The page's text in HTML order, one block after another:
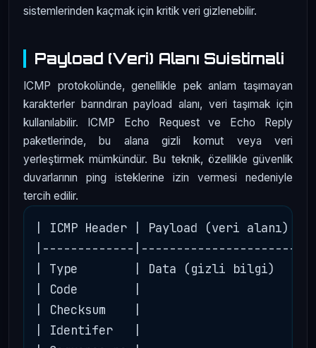
sistemlerinden kaçmak için kritik veri gizlenebilir.
Payload (Veri) Alanı Suistimali
ICMP protokolünde, genellikle pek anlam taşımayan
karakterler barındıran payload alanı, veri taşımak için
kullanılabilir. ICMP Echo Request ve Echo Reply
paketlerinde, bu alana gizli komut veya veri
yerleştirmek mümkündür. Bu teknik, özellikle güvenlik
duvarlarının ping isteklerine izin vermesi nedeniyle
tercih edilir.
| ICMP Header | Payload (veri alanı)
|-------------
| Type        | Data (gizli bilgi)
| Code        |
| Checksum    |
| Identifer   |